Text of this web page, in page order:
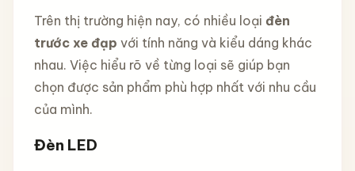
Trên thị trường hiện nay, có nhiều loại đèn
trước xe đạp với tính năng và kiểu dáng khác
nhau. Việc hiểu rõ về từng loại sẽ giúp bạn
chọn được sản phẩm phù hợp nhất với nhu cầu
của mình.
Đèn LED